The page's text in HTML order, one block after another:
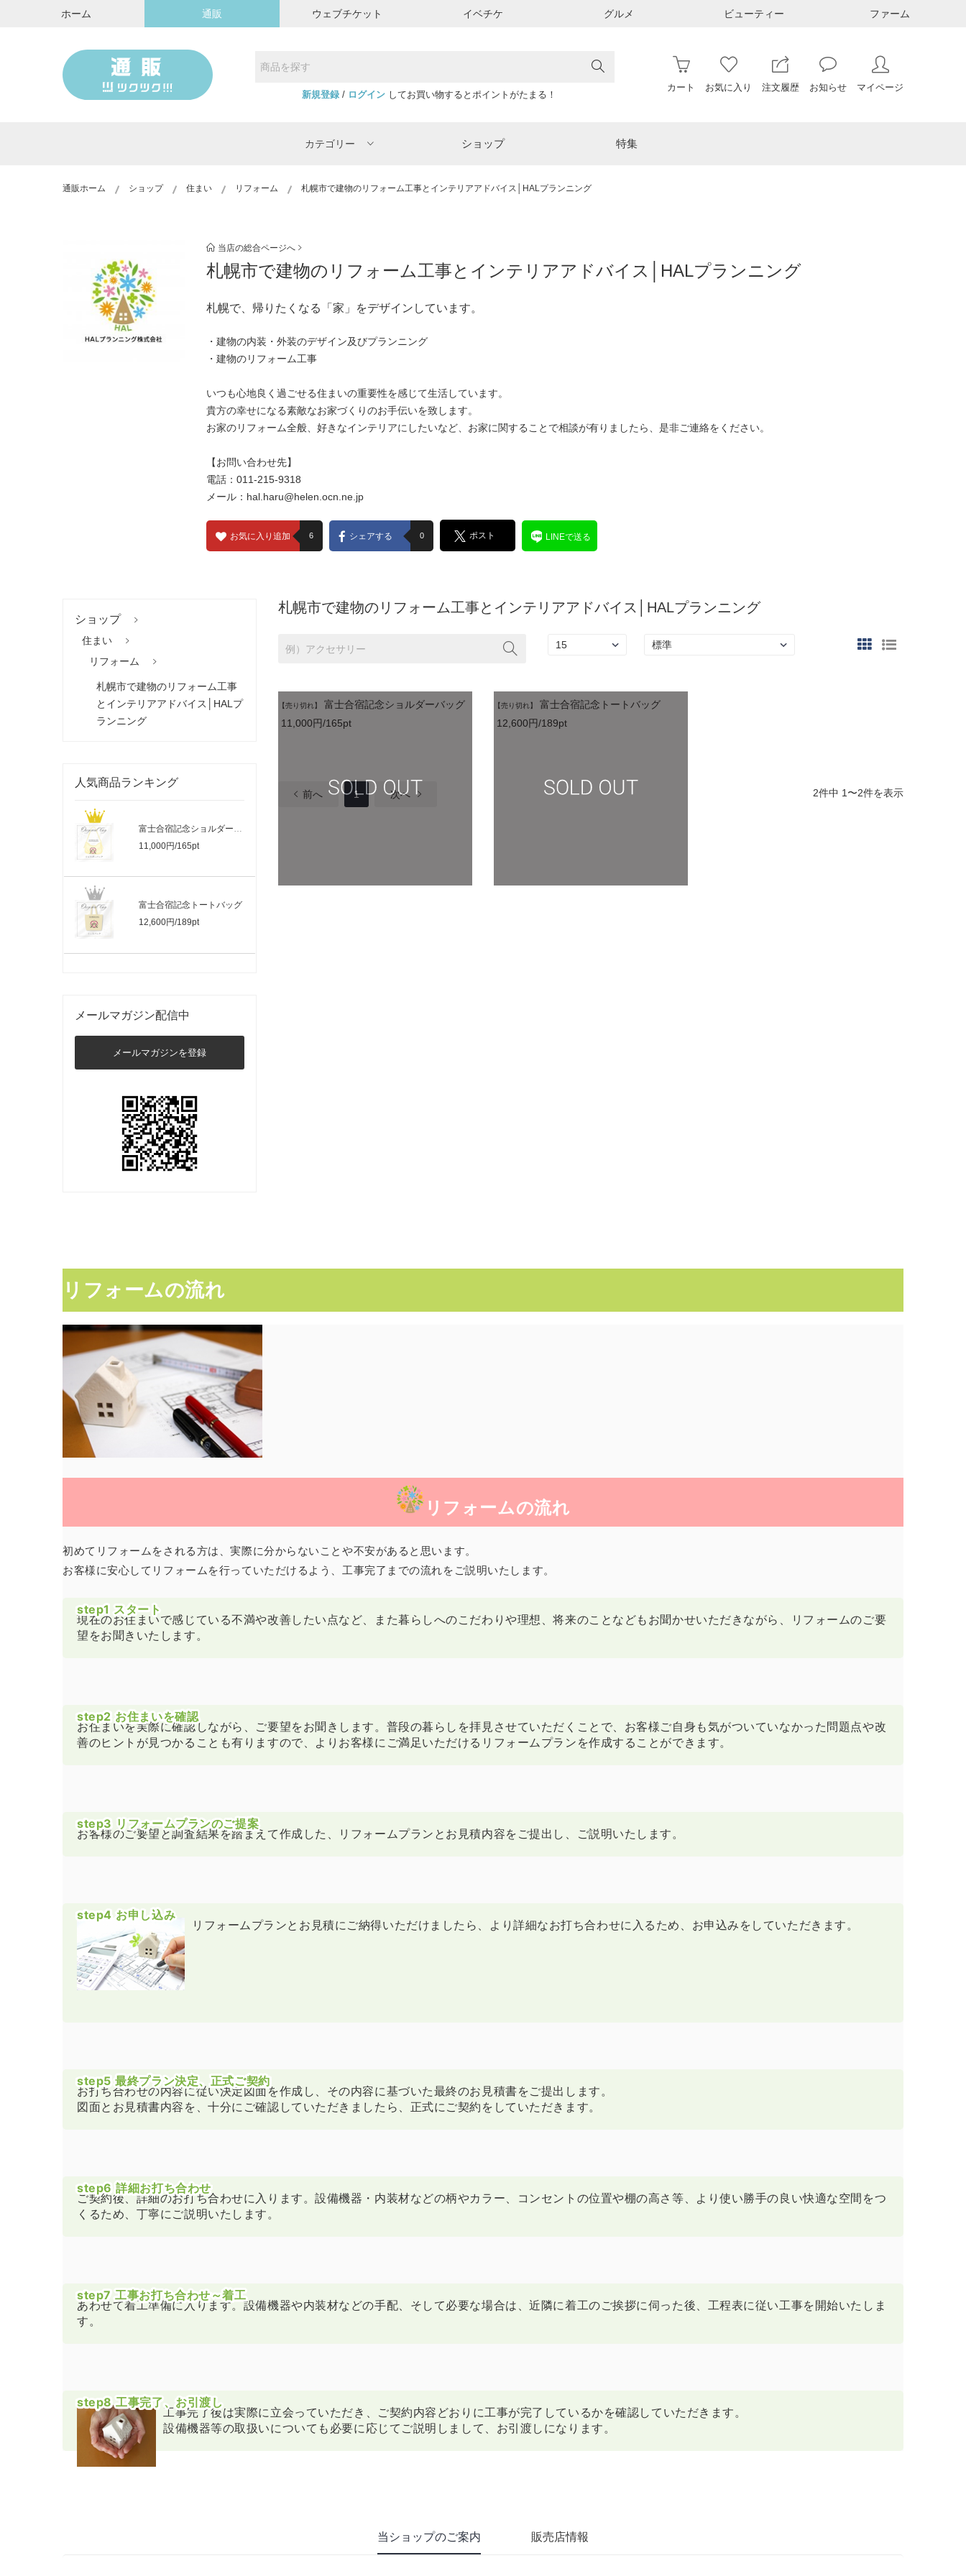
ホーム 通販 ウェブチケット イベチケ グルメ ビューティー ファーム
新規登録/ ログインしてお買い物するとポイントがたまる！
カート お気に入り 注文履歴 お知らせ マイページ
カテゴリー ショップ 特集
通販ホーム ショップ 住まい リフォーム 札幌市で建物のリフォーム工事とインテリアアドバイス│HALプランニング
当店の総合ページへ
札幌市で建物のリフォーム工事とインテリアアドバイス│HALプランニング
札幌で、帰りたくなる「家」をデザインしています。
・建物の内装・外装のデザイン及びプランニング
・建物のリフォーム工事
いつも心地良く過ごせる住まいの重要性を感じて生活しています。
貴方の幸せになる素敵なお家づくりのお手伝いを致します。
お家のリフォーム全般、好きなインテリアにしたいなど、お家に関することで相談が有りましたら、是非ご連絡をください。
【お問い合わせ先】
電話：011-215-9318
メール：hal.haru@helen.ocn.ne.jp
お気に入り追加 6 シェアする 0 ポスト LINEで送る
ショップ
住まい
リフォーム
札幌市で建物のリフォーム工事
とインテリアアドバイス│HALプ
ランニング
人気商品ランキング
富士合宿記念ショルダーバッグ
11,000円/165pt
富士合宿記念トートバッグ
12,600円/189pt
メールマガジン配信中
メールマガジンを登録
札幌市で建物のリフォーム工事とインテリアアドバイス│HALプランニング
【売り切れ】
富士合宿記念ショルダーバッグ
11,000円/165pt
【売り切れ】
富士合宿記念トートバッグ
12,600円/189pt
前へ 1 次へ 2件中 1〜2件を表示
当ショップのご案内 販売店情報